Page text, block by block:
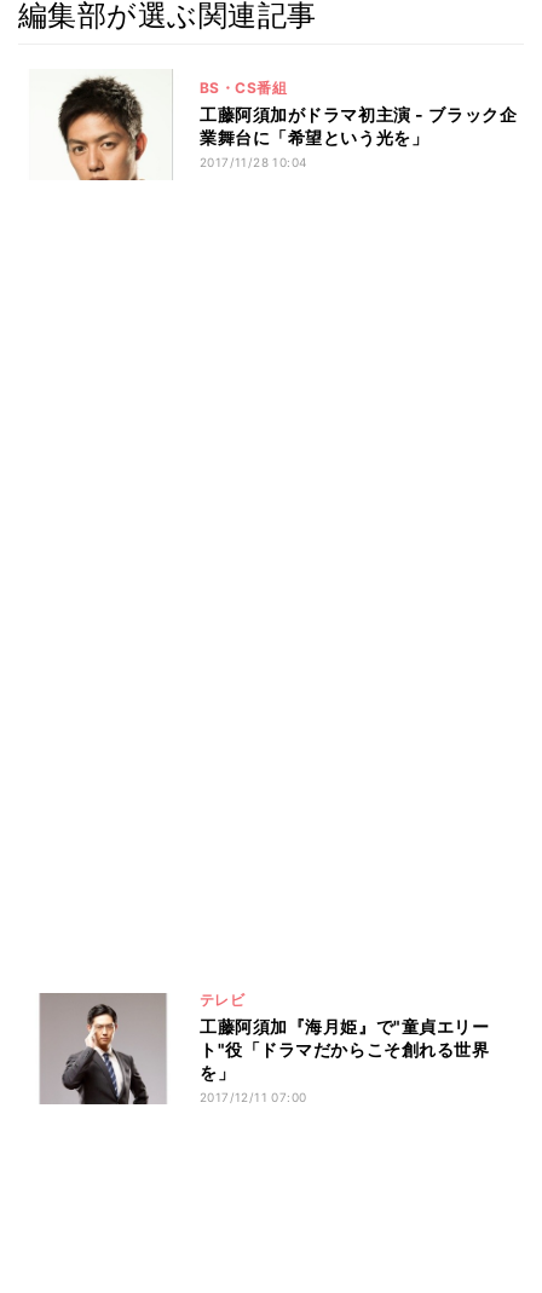
編集部が選ぶ関連記事
BS・CS番組
工藤阿須加がドラマ初主演 - ブラック企
業舞台に「希望という光を」
2017/11/28 10:04
テレビ
工藤阿須加『海月姫』で"童貞エリー
ト"役「ドラマだからこそ創れる世界
を」
2017/12/11 07:00